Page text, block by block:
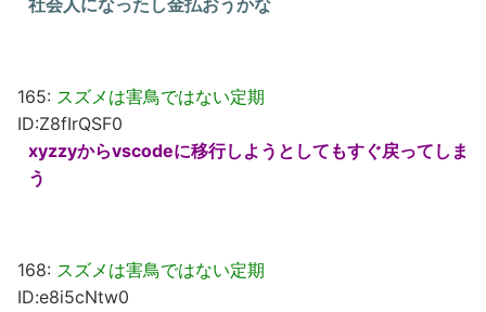
社会人になったし金払おうかな
165: スズメは害鳥ではない定期
ID:Z8fIrQSF0
xyzzyからvscodeに移行しようとしてもすぐ戻ってしま
う
168: スズメは害鳥ではない定期
ID:e8i5cNtw0